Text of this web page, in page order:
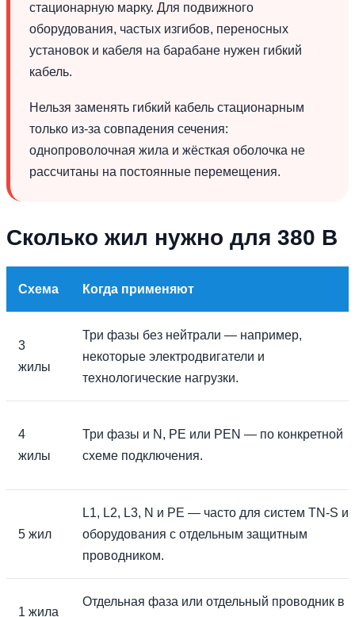
стационарную марку. Для подвижного
оборудования, частых изгибов, переносных
установок и кабеля на барабане нужен гибкий
кабель.
Нельзя заменять гибкий кабель стационарным
только из-за совпадения сечения:
однопроволочная жила и жёсткая оболочка не
рассчитаны на постоянные перемещения.
Сколько жил нужно для 380 В
Схема Когда применяют
3
жилы
Три фазы без нейтрали — например,
некоторые электродвигатели и
технологические нагрузки.
4
жилы
Три фазы и N, PE или PEN — по конкретной
схеме подключения.
5 жил
L1, L2, L3, N и PE — часто для систем TN-S и
оборудования с отдельным защитным
проводником.
1 жила
Отдельная фаза или отдельный проводник в